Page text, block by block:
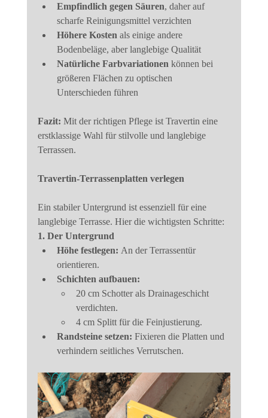
Empfindlich gegen Säuren, daher auf
scharfe Reinigungsmittel verzichten
Höhere Kosten als einige andere
Bodenbeläge, aber langlebige Qualität
Natürliche Farbvariationen können bei
größeren Flächen zu optischen
Unterschieden führen
Fazit: Mit der richtigen Pflege ist Travertin eine
erstklassige Wahl für stilvolle und langlebige
Terrassen.
Travertin-Terrassenplatten verlegen
Ein stabiler Untergrund ist essenziell für eine
langlebige Terrasse. Hier die wichtigsten Schritte:
1. Der Untergrund
Höhe festlegen: An der Terrassentür
orientieren.
Schichten aufbauen:
20 cm Schotter als Drainageschicht
verdichten.
4 cm Splitt für die Feinjustierung.
Randsteine setzen: Fixieren die Platten und
verhindern seitliches Verrutschen.